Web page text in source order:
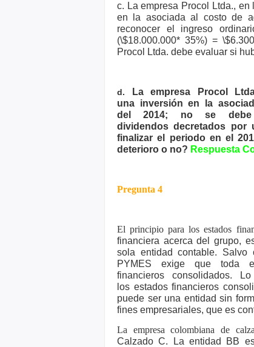
c. La empresa Procol Ltda.,
en la asociada al costo de
reconocer el ingreso
(\$18.000.000* 35%) =
Procol Ltda. debe evaluar si
d.
La empresa Procol
una inversión en la
del2014; no se
dividendosdecretados por
finalizar el periodo en el
deterioro o no? Respuesta
Pregunta 4
El principio para los estados
financiera acerca del grupo,
sola entidad contable. Salvo
PYMES exige quetoda
financieros consolidados.
los estados financieros
puede ser una entidad sin
fines empresariales, que es
La empresa colombiana de
Calzado C. La entidad BB